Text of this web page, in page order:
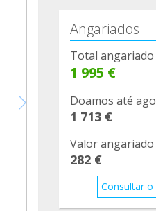
Angariados
Total
1 995 €
Doamos até
1 713 €
Valor
282 €
Consultar